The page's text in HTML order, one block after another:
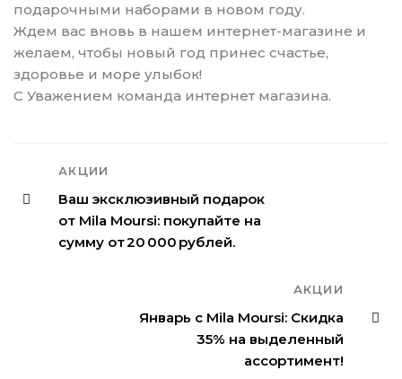
подарочными наборами в новом году.
Ждем вас вновь в нашем интернет-магазине и
желаем, чтобы новый год принес счастье,
здоровье и море улыбок!
С Уважением команда интернет магазина.
АКЦИИ
Ваш эксклюзивный подарок
от Mila Moursi: покупайте на
сумму от 20 000 рублей.
АКЦИИ
Январь с Mila Moursi: Скидка
35% на выделенный
ассортимент!